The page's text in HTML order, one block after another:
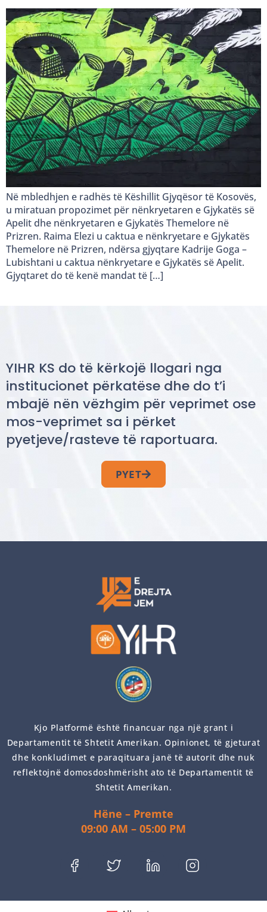
Në mbledhjen e radhës të Këshillit Gjyqësor të Kosovës,
u miratuan propozimet për nënkryetaren e Gjykatës së
Apelit dhe nënkryetaren e Gjykatës Themelore në
Prizren. Raima Elezi u caktua e nënkryetare e Gjykatës
Themelore në Prizren, ndërsa gjyqtare Kadrije Goga –
Lubishtani u caktua nënkryetare e Gjykatës së Apelit.
Gjyqtaret do të kenë mandat të […]
YIHR KS do të kërkojë llogari nga
institucionet përkatëse dhe do t’i
mbajë nën vëzhgim për veprimet ose
mos-veprimet sa i përket
pyetjeve/rasteve të raportuara.
PYET
Kjo Platformë është financuar nga një grant i
Departamentit të Shtetit Amerikan. Opinionet, të gjeturat
dhe konkludimet e paraqituara janë të autorit dhe nuk
reflektojnë domosdoshmërisht ato të Departamentit të
Shtetit Amerikan.
Hëne – Premte
09:00 AM – 05:00 PM